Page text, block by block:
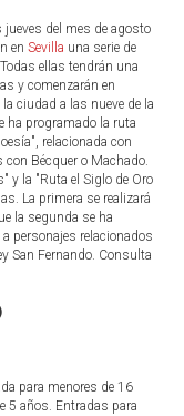
jueves del mes de agosto
en Sevilla una serie de
ellas tendrán una
y comenzarán en
ciudad a las nueve de la
ha programado la ruta
relacionada con
Bécquer o Machado.
y la "Ruta el Siglo de Oro
La primera se realizará
la segunda se ha
personajes relacionados
San Fernando. Consulta
para menores de 16
5 años. Entradas para